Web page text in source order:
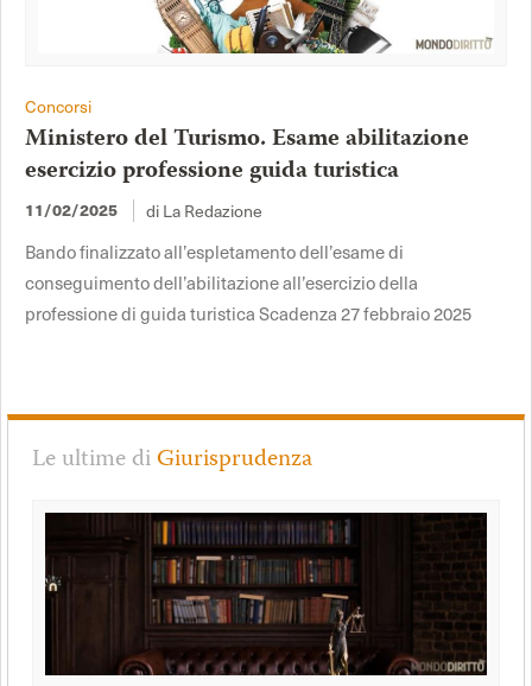
Concorsi
Ministero del Turismo. Esame abilitazione
esercizio professione guida turistica
11/02/2025 di La Redazione
Bando finalizzato all’espletamento dell’esame di
conseguimento dell’abilitazione all’esercizio della
professione di guida turistica Scadenza 27 febbraio 2025
Le ultime diGiurisprudenza